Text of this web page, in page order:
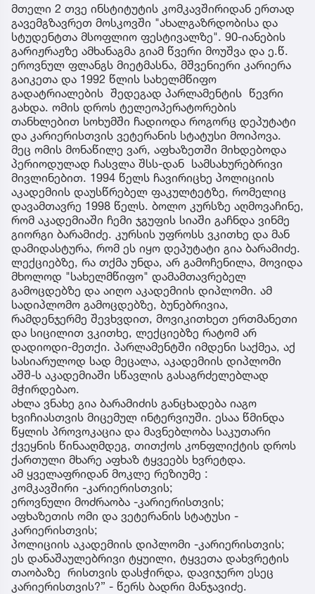
მთელი 2 თვე ინსტიტუტის კომკავშირიდან ერთად
გავემგზავრეთ მოსკოვში "ახალგაზრდობისა და
სტუდენტთა მსოფლიო ფესტივალზე". 90-იანების
გარიჟრაჟზე ამხანაგმა გიამ წვერი მოუშვა და ე.წ.
ეროვნულ ფლანგს მიეტმასნა, მშვენიერი კარიერა
გაიკეთა და 1992 წლის სახელმწიფო
გადატრიალების შედეგად პარლამენტის წევრი
გახდა. ომის დროს ტელეოპერატორების
თანხლებით სოხუმში ჩადიოდა როგორც დეპუტატი
და კარიერისთვის ვეტერანის სტატუსი მოიპოვა.
მეც ომის მონაწილე ვარ, აფხაზეთში მიხდებოდა
პერიოდულად ჩასვლა შსს-დან სამსახურებრივი
მივლინებით. 1994 წელს ჩავირიცხე პოლიციის
აკადემიის დაუსწრებელ ფაკულტეტზე, რომელიც
დავამთავრე 1998 წელს. ბოლო კურსზე აღმოვაჩინე,
რომ აკადემიაში ჩემი ჯგუფის სიაში გაჩნდა ვინმე
გიორგი ბარამიძე. კურსის უფროსს ვკითხე და მან
დამიდასტურა, რომ ეს იყო დეპუტატი გია ბარამიძე.
ლექციებზე, რა თქმა უნდა, არ გამოჩენილა, მოვიდა
მხოლოდ "სახელმწიფო" დამამთავრებელ
გამოცდებზე და აიღო აკადემიის დიპლომი. ამ
სადიპლომო გამოცდებზე, ბუნებრივია,
რამდენჯერმე შევხვდით, მოვიკითხეთ ერთმანეთი
და სიცილით ვკითხე, ლექციებზე რატომ არ
დადიოდი-მეთქი. პარლამენტში იმდენი საქმეა, აქ
სასიარულოდ სად მეცალა, აკადემიის დიპლომი
აშშ-ს აკადემიაში სწავლის გასაგრძელებლად
მჭირდებაო.
ახლა ვნახე გია ბარამიძის განცხადება იაგო
ხვიჩიასთვის მიცემულ ინტერვიუში. ესაა წმინდა
წყლის პროვოკაცია და მავნებლობა საკუთარი
ქვეყნის წინააღმდეგ, თითქოს კონფლიქტის დროს
ქართული მხარე აფხაზ ტყვეებს ხვრეტდა.
ამ ყველაფრიდან მოკლე რეზიუმე :
კომკავშირი -კარიერისთვის;
ეროვნული მოძრაობა -კარიერისთვის;
აფხაზეთის ომი და ვეტერანის სტატუსი -
კარიერისთვის;
პოლიციის აკადემიის დიპლომი -კარიერისთვის;
ეს დანაშაულებრივი ტყუილი, ტყვეთა დახვრეტის
თაობაზე რისთვის დასჭირდა, დავიჯერო ესეც
კარიერისთვის?” - წერს ბადრი მანჯავიძე.